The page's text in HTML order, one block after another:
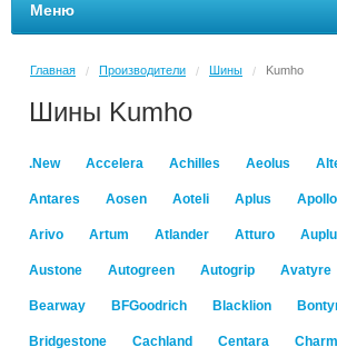
Меню
Главная / Производители / Шины / Kumho
Шины Kumho
.New Accelera Achilles Aeolus
Antares Aosen Aoteli Aplus Apollo
Arivo Artum Atlander Atturo
Austone Autogreen Autogrip Avatyre
Bearway BFGoodrich Blacklion
Bridgestone Cachland Centara